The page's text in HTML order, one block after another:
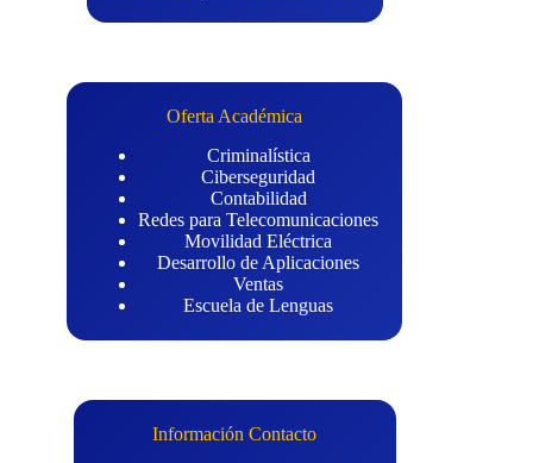
Oferta Académica
Criminalística
Ciberseguridad
Contabilidad
Redes para Telecomunicaciones
Movilidad Eléctrica
Desarrollo de Aplicaciones
Ventas
Escuela de Lenguas
Información Contacto